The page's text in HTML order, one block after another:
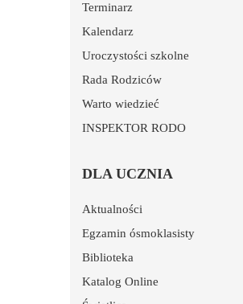
Terminarz
Kalendarz
Uroczystości szkolne
Rada Rodziców
Warto wiedzieć
INSPEKTOR RODO
DLA UCZNIA
Aktualności
Egzamin ósmoklasisty
Biblioteka
Katalog Online